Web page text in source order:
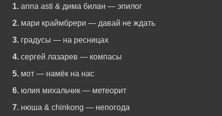
1. anna asti & дима билан — эпилог
2. мари краймбрери — давай не ждать
3. градусы — на ресницах
4. сергей лазарев — компасы
5. мот — намёк на нас
6. юлия михальчик — метеорит
7. нюша & chinkong — непогода